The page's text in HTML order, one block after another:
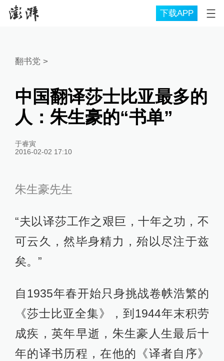
下载APP
翻书党 >
中国翻译莎士比亚最多的
人：朱生豪的“书单”
于睿寅
2016-02-02 17:10
朱生豪先生
“夫以译莎工作之艰巨，十年之功，不
可云久，然毕身精力，殆以尽注于兹
矣。”
自1935年春开始只身挑战卷帙浩繁的
《莎士比亚全集》，到1944年末积劳
成疾，英年早逝，朱生豪人生最后十
年的译书历程，在他的《译者自序》